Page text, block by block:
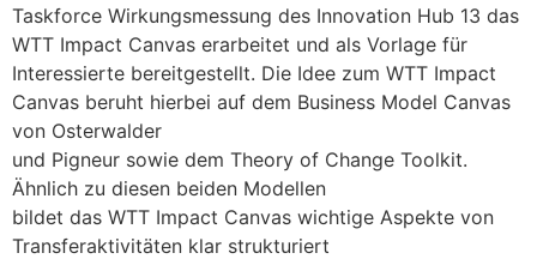
Taskforce Wirkungsmessung des Innovation Hub 13 das
WTT Impact Canvas erarbeitet und als Vorlage für
Interessierte bereitgestellt. Die Idee zum WTT Impact
Canvas beruht hierbei auf dem Business Model Canvas
von Osterwalder
und Pigneur sowie dem Theory of Change Toolkit.
Ähnlich zu diesen beiden Modellen
bildet das WTT Impact Canvas wichtige Aspekte von
Transferaktivitäten klar strukturiert